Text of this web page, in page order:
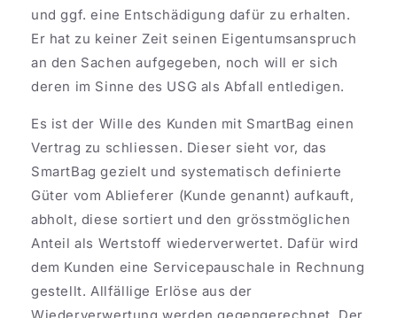
und ggf. eine Entschädigung dafür zu erhalten.
Er hat zu keiner Zeit seinen Eigentumsanspruch
an den Sachen aufgegeben, noch will er sich
deren im Sinne des USG als Abfall entledigen.
Es ist der Wille des Kunden mit SmartBag einen
Vertrag zu schliessen. Dieser sieht vor, das
SmartBag gezielt und systematisch definierte
Güter vom Ablieferer (Kunde genannt) aufkauft,
abholt, diese sortiert und den grösstmöglichen
Anteil als Wertstoff wiederverwertet. Dafür wird
dem Kunden eine Servicepauschale in Rechnung
gestellt. Allfällige Erlöse aus der
Wiederverwertung werden gegengerechnet. Der